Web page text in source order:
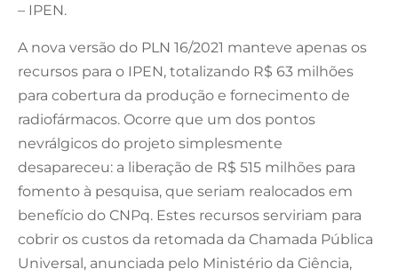
– IPEN.
A nova versão do PLN 16/2021 manteve apenas os
recursos para o IPEN, totalizando R$ 63 milhões
para cobertura da produção e fornecimento de
radiofármacos. Ocorre que um dos pontos
nevrálgicos do projeto simplesmente
desapareceu: a liberação de R$ 515 milhões para
fomento à pesquisa, que seriam realocados em
benefício do CNPq. Estes recursos serviriam para
cobrir os custos da retomada da Chamada Pública
Universal, anunciada pelo Ministério da Ciência,